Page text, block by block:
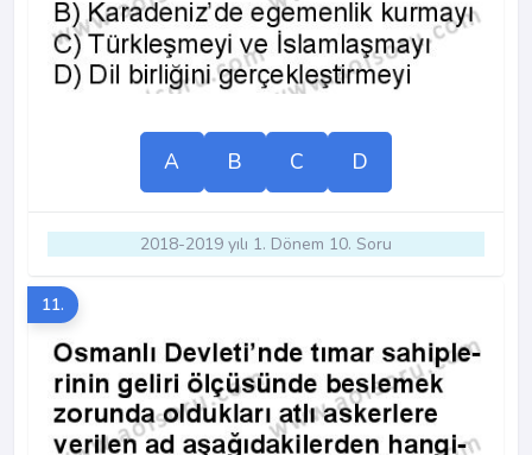
A B C D
2018-2019 yılı 1. Dönem 10. Soru
11.